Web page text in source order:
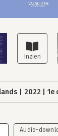
2022 1e
Audio-